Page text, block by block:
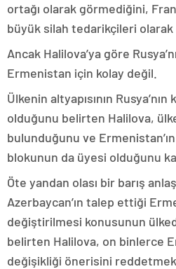
ortağı olarak görmediğini,
büyük silah tedarikçileri
Ancak Halilova’ya göre
Ermenistan için kolay değil.
Ülkenin altyapısının
olduğunu belirten Halilova,
bulunduğunu ve
blokunun da üyesi olduğunu
Öte yandan olası bir barış
Azerbaycan’ın talep ettiği
değiştirilmesi konusunun
belirten Halilova, on binlerce
değişikliği önerisini reddetmek